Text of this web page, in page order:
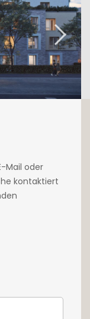
Mail oder
kontaktiert